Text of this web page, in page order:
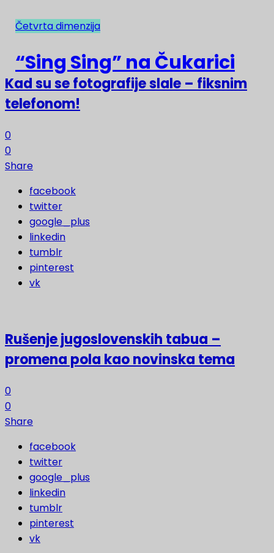
NAJNOVIJE
Kad su se fotografije slale – fiksnim
telefonom!
0
0
Share
facebook
twitter
google_plus
linkedin
tumblr
pinterest
vk
Rušenje jugoslovenskih tabua –
promena pola kao novinska tema
0
0
Share
facebook
twitter
google_plus
linkedin
tumblr
pinterest
vk
Četvrta dimenzija
“Sing Sing” na Čukarici